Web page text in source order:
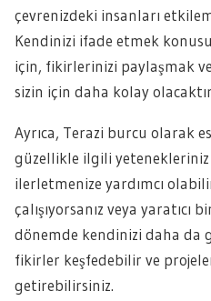
çevrenizdeki insanları
Kendinizi ifade etmek
için, fikirlerinizi paylaşmak
sizin için daha kolay
Ayrıca, Terazi burcu olarak
güzellikle ilgili
ilerletmenize yardımcı
çalışıyorsanız veya yaratıcı
dönemde kendinizi daha da
fikirler keşfedebilir ve
getirebilirsiniz.